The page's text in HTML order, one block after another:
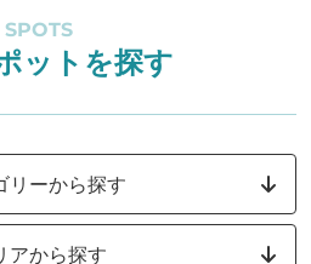
SPOTS
ットを探す
リーから探す
アから探す